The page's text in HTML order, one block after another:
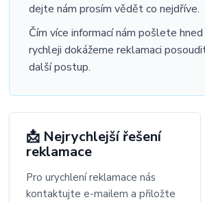
dejte nám prosím vědět co nejdříve.
Čím více informací nám pošlete
rychleji dokážeme reklamaci
další postup.
📩 Nejrychlejší řešení
reklamace
Pro urychlení reklamace nás
kontaktujte e-mailem a přiložte